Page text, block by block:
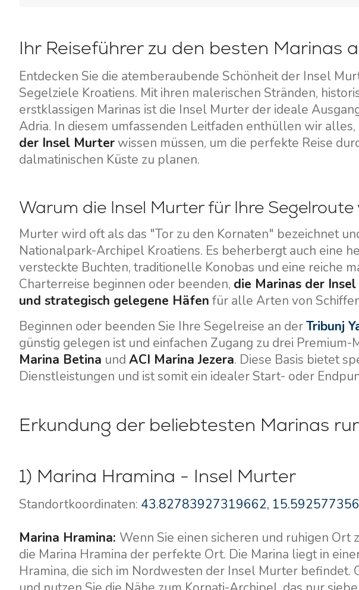
Ihr Reiseführer zu den besten Marinas
Entdecken Sie die atemberaubende Schönheit der Insel
Segelziele Kroatiens. Mit ihren malerischen Stränden,
erstklassigen Marinas ist die Insel Murter der ideale
Adria. In diesem umfassenden Leitfaden enthüllen wir alles,
der Insel Murter wissen müssen, um die perfekte Reise
dalmatinischen Küste zu planen.
Warum die Insel Murter für Ihre Segelroute
Murter wird oft als das "Tor zu den Kornaten" bezeichnet
Nationalpark-Archipel Kroatiens. Es beherbergt auch eine
versteckte Buchten, traditionelle Konobas und eine reiche
Charterreise beginnen oder beenden, die Marinas der
und strategisch gelegene Häfen für alle Arten von
Beginnen oder beenden Sie Ihre Segelreise an derTribunj
günstig gelegen ist und einfachen Zugang zu drei Premium-
Marina Betina und ACI Marina Jezera. Diese Basis bietet
Dienstleistungen und ist somit ein idealer Start- oder
Erkundung der beliebtesten Marinas
1) Marina Hramina - Insel Murter
Standortkoordinaten: 43.82783927319662,
Marina Hramina: Wenn Sie einen sicheren und ruhigen Ort
die Marina Hramina der perfekte Ort. Die Marina liegt in
Hramina, die sich im Nordwesten der Insel Murter befindet.
Kontakt
Nachrichten / Blog
Über uns
Partner
Häufig gestellte Fragen
Unsere Flotte
Segelboote
Motorboote
Katamarane
Motorkatamarane
Bareboat
Yachtcharter mit
Yachtcharter mit
Flotillen